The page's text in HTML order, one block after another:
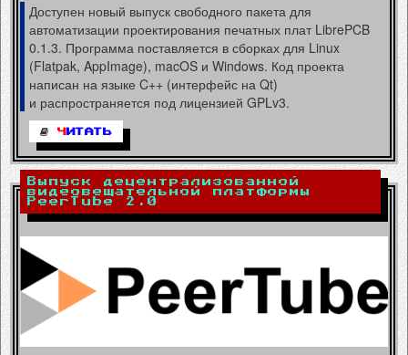
Доступен новый выпуск свободного пакета для
автоматизации проектирования печатных плат LibrePCB
0.1.3. Программа поставляется в сборках для Linux
(Flatpak, AppImage), macOS и Windows. Код проекта
написан на языке C++ (интерфейс на Qt)
и распространяется под лицензией GPLv3.
Ч ИТАТЬ
Выпуск децентрализованной
видеовещательной платформы
PeerTube 2.0